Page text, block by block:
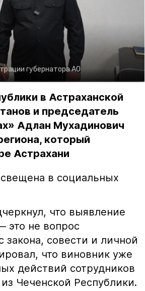
губернатора АО
в Астраханской
и председатель
Адлан Мухадинович
который
Астрахани
в социальных
что выявление
это не вопрос
совести и личной
что виновник уже
действий сотрудников
Чеченской Республики.